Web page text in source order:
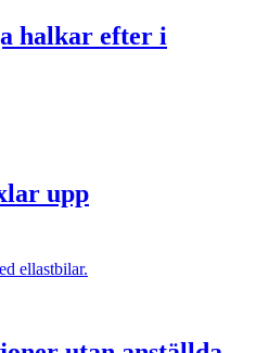
halkar efter i
upp
ellastbilar.